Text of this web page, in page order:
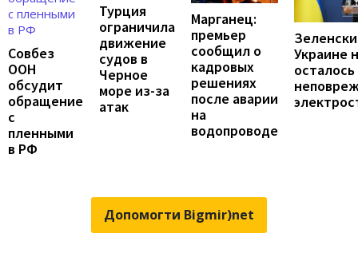
Совбез
ООН
обсудит
обращение
с
пленными
в РФ
Турция
ограничила
движение
судов в
Черное
море из-за
атак
Марганец:
премьер
сообщил о
кадровых
решениях
после аварии
на
водопроводе
Украине
осталось
Допомогти Bigmir)net